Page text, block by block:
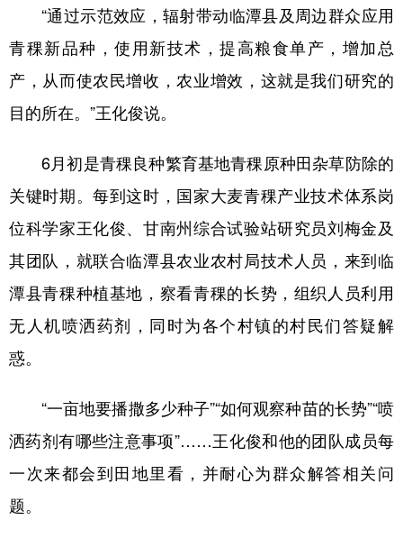
“通过示范效应，辐射带动临潭县及周边群众应用
青稞新品种，使用新技术，提高粮食单产，增加总
产，从而使农民增收，农业增效，这就是我们研究的
目的所在。”王化俊说。
6月初是青稞良种繁育基地青稞原种田杂草防除的
关键时期。每到这时，国家大麦青稞产业技术体系岗
位科学家王化俊、甘南州综合试验站研究员刘梅金及
其团队，就联合临潭县农业农村局技术人员，来到临
潭县青稞种植基地，察看青稞的长势，组织人员利用
无人机喷洒药剂，同时为各个村镇的村民们答疑解
惑。
“一亩地要播撒多少种子”“如何观察种苗的长势”“喷
洒药剂有哪些注意事项”……王化俊和他的团队成员每
一次来都会到田地里看，并耐心为群众解答相关问
题。